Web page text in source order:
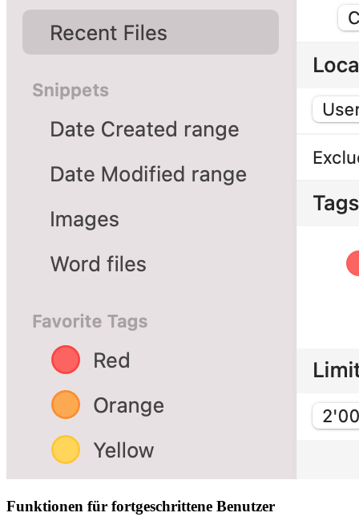
Funktionen für fortgeschrittene Benutzer